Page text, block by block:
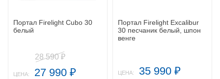
Портал Firelight Cubo 30
белый
28 590 ₽
ЦЕНА: 27 990 ₽
Портал Firelight Excalibur
30 песчаник белый, шпон
венге
ЦЕНА: 35 990 ₽